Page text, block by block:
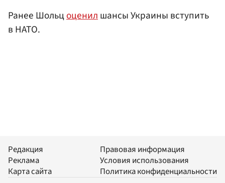
Ранее Шольцоценилшансы Украины вступить
в НАТО.
Редакция
Реклама
Карта сайта
Правовая информация
Условия использования
Политика конфиденциальности